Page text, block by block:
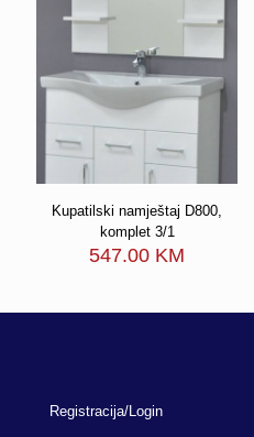
Kupatilski namještaj D800,
komplet 3/1
547.00 KM
Registracija/Login